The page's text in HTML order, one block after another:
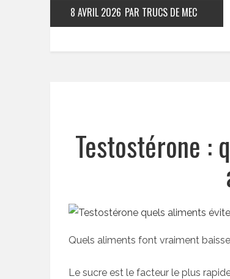
8 AVRIL 2026 PAR TRUCS DE MEC
Testostérone :
Quels aliments font vraiment
Le sucre est le facteur le plus